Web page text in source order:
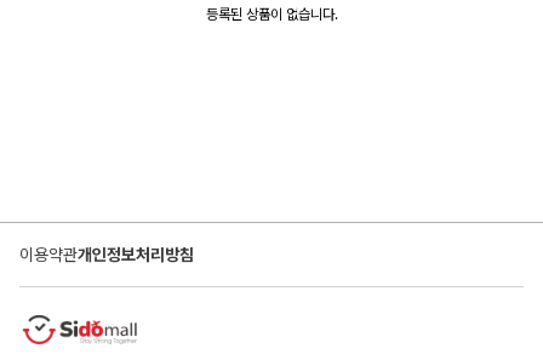
등록된 상품이 없습니다.
이용약관개인정보처리방침